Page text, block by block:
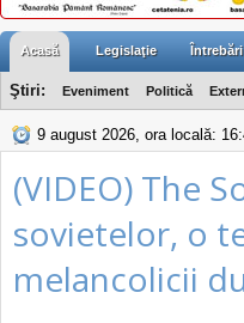
Acasă Legislaţie
Ştiri: Eveniment Politică
9 august 2026, ora locală:
(VIDEO) The
sovietelor, o
melancolicii